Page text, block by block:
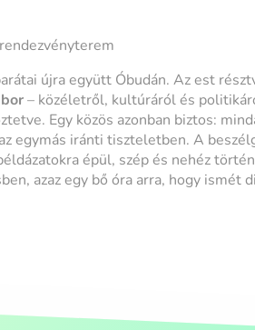
újra együtt Óbudán. Az est
– közéletről, kultúráról és
Egy közös azonban biztos:
egymás iránti tiszteletben. A
épül, szép és nehéz
azaz egy bő óra arra, hogy ismét